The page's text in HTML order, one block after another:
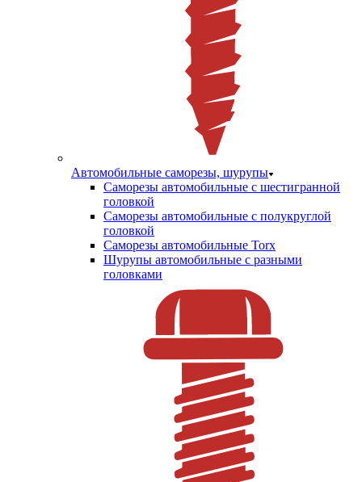
Автомобильные саморезы, шурупы
Саморезы автомобильные с шестигранной
головкой
Саморезы автомобильные с полукруглой
головкой
Саморезы автомобильные Torx
Шурупы автомобильные с разными
головками